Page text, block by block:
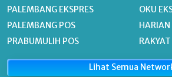
PALEMBANG EKSPRES
PALEMBANG POS
PRABUMULIH POS
OKU
Lihat Semua